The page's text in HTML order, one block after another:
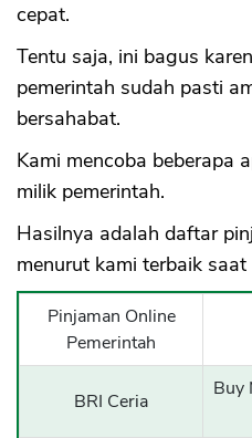
cepat.
Tentu saja, ini bagus
pemerintah sudah pasti
bersahabat.
Kami mencoba beberapa
milik pemerintah.
Hasilnya adalah daftar
menurut kami terbaik saat
Pinjaman Online
Pemerintah
BRI Ceria
Buy